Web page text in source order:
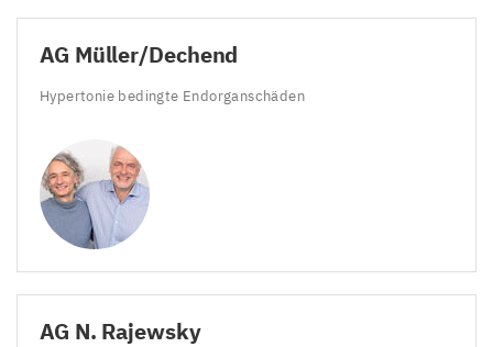
AG Müller/​Dechend
Hypertonie bedingte Endorganschäden
AG N. Rajewsky